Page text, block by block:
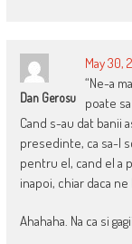
Dan Gerosu
May 30,
“Ne-a
poate
Cand s-au dat banii
presedinte, ca sa-l
pentru el, cand el a
inapoi, chiar daca
Ahahaha. Na ca si